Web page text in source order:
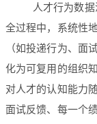
人才行为数
全过程中，系统性
（如投递行为、面
化为可复用的组织
对人才的认知能力
面试反馈、每一个